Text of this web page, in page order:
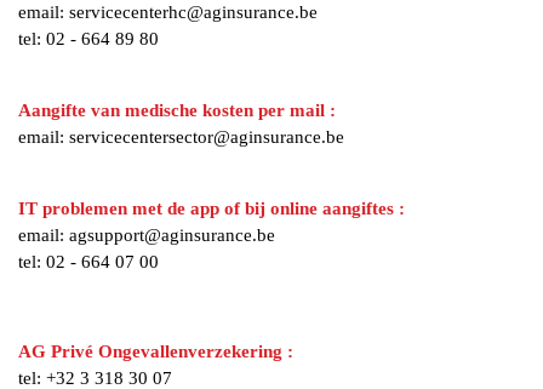
email: servicecenterhc@aginsurance.be
tel: 02 - 664 89 80
Aangifte van medische kosten per mail :
email: servicecentersector@aginsurance.be
IT problemen met de app of bij online aangiftes :
email: agsupport@aginsurance.be
tel: 02 - 664 07 00
AG Privé Ongevallenverzekering :
tel: +32 3 318 30 07